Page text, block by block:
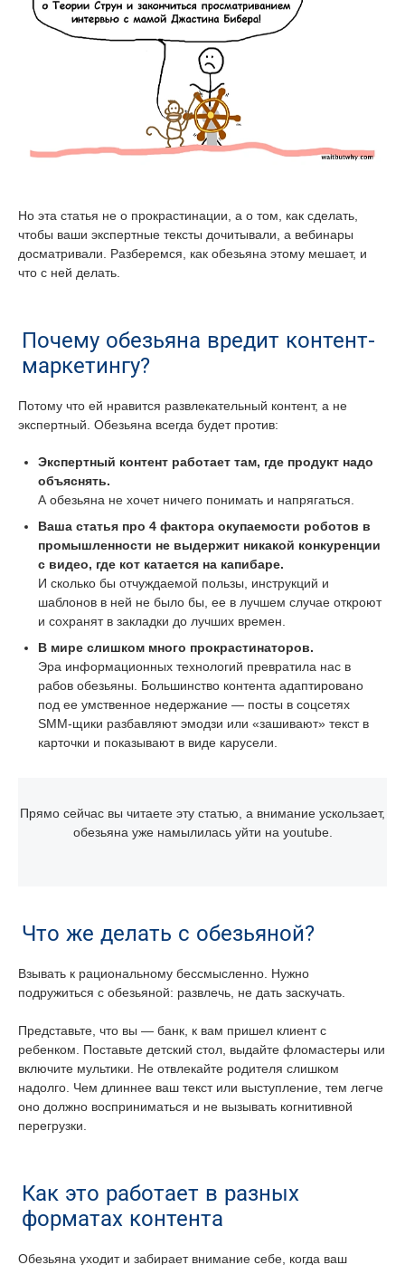
Но эта статья не о прокрастинации, а о том, как сделать,
чтобы ваши экспертные тексты дочитывали, а вебинары
досматривали. Разберемся, как обезьяна этому мешает, и
что с ней делать.
Почему обезьяна вредит контент-
маркетингу?
Потому что ей нравится развлекательный контент, а не
экспертный. Обезьяна всегда будет против:
Экспертный контент работает там, где продукт надо
объяснять.
А обезьяна не хочет ничего понимать и напрягаться.
Ваша статья про 4 фактора окупаемости роботов в
промышленности не выдержит никакой конкуренции
с видео, где кот катается на капибаре.
И сколько бы отчуждаемой пользы, инструкций и
шаблонов в ней не было бы, ее в лучшем случае откроют
и сохранят в закладки до лучших времен.
В мире слишком много прокрастинаторов.
Эра информационных технологий превратила нас в
рабов обезьяны. Большинство контента адаптировано
под ее умственное недержание — посты в соцсетях
SMM-щики разбавляют эмодзи или «зашивают» текст в
карточки и показывают в виде карусели.
Прямо сейчас вы читаете эту статью, а внимание ускользает,
обезьяна уже намылилась уйти на youtube.
Что же делать с обезьяной?
Взывать к рациональному бессмысленно. Нужно
подружиться с обезьяной: развлечь, не дать заскучать.
Представьте, что вы — банк, к вам пришел клиент с
ребенком. Поставьте детский стол, выдайте фломастеры или
включите мультики. Не отвлекайте родителя слишком
надолго. Чем длиннее ваш текст или выступление, тем легче
оно должно восприниматься и не вызывать когнитивной
перегрузки.
Как это работает в разных
форматах контента
Обезьяна уходит и забирает внимание себе, когда ваш